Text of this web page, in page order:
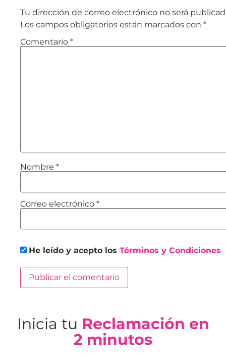
Tu dirección de correo electrónico no será
Los campos obligatorios están marcados con *
Comentario *
Nombre *
Correo electrónico *
He leído y acepto los Términos y Condiciones
Inicia tu Reclamación en
2 minutos